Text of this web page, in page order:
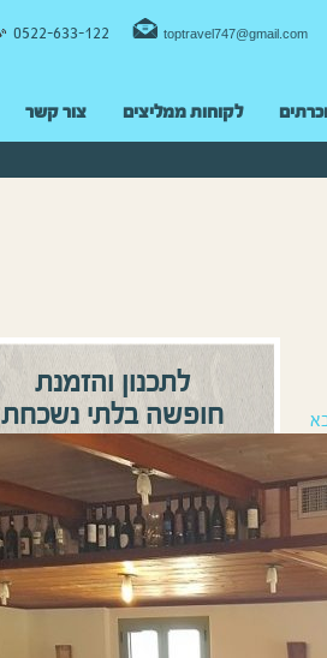
0522-633-122 toptravel747@gmail.com
וכרתים לקוחות ממליצים צור קשר
לתכנון והזמנת
חופשה בלתי נשכחת
התקשרו:0522-633122
השאירו פרטים ונחזור אליכם
בהקדם!
שם מלא
אימייל